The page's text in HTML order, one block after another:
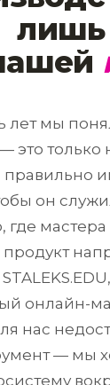
лишь
лет мы
это только
правильно
он
где мастера
онлайн-
нас
— мы